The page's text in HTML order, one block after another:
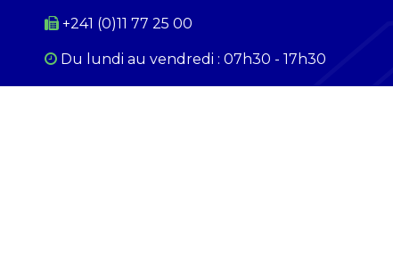
+241 (0)11 77 25 00
Du lundi au ​​vendredi : 07h30 - 17h30